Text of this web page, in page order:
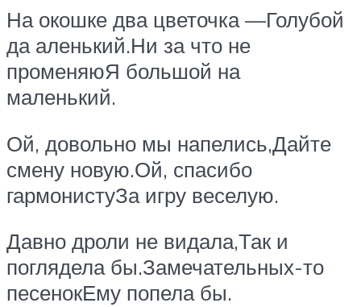
На окошке два цветочка —Голубой
да аленький.Ни за что не
променяюЯ большой на
маленький.
Ой, довольно мы напелись,Дайте
смену новую.Ой, спасибо
гармонистуЗа игру веселую.
Давно дроли не видала,Так и
поглядела бы.Замечательных-то
песенокЕму попела бы.